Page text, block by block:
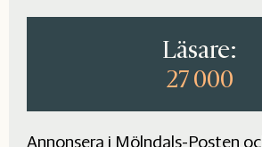
Läsare:
27 000
Annonsera i Mölndals-Posten